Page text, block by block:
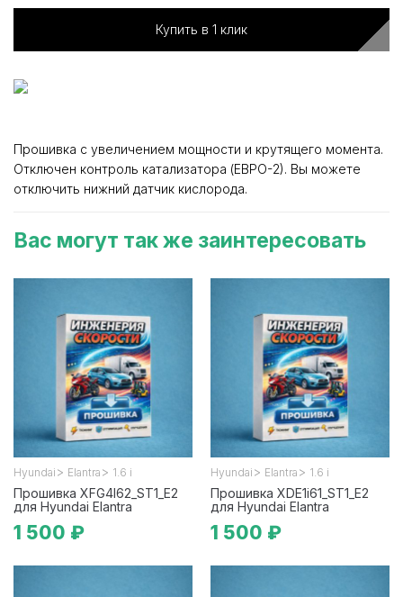
Купить в 1 клик
Прошивка с увеличением мощности и крутящего момента.
Отключен контроль катализатора (ЕВРО-2). Вы можете
отключить нижний датчик кислорода.
Вас могут так же заинтересовать
Hyundai > Elantra > 1.6 i
Прошивка XFG4I62_ST1_E2
для Hyundai Elantra
1 500 ₽
Hyundai > Elantra > 1.6 i
Прошивка XDE1i61_ST1_E2
для Hyundai Elantra
1 500 ₽